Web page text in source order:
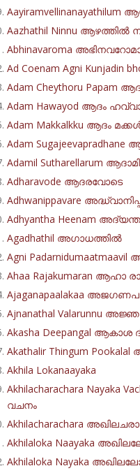
Aazhathil Ninnu ആഴത്തിൽ
Abhinavaroma
Ad Coenam Agni
Adam Cheythoru
Adam Hawayod ആദം
Adam Makkalkku ആദം
Adam
Adamil Sutharellarum
Adharavode ആദരവോടെ
Adhwanippavare
Adhyantha Heenam
Agadhathil അഗാധത്തിൽ
Agni
Ahaa Rajakumaran ആഹാ
Ajaganapaalakaa
Ajnanathal Valarunnu
Akasha Deepangal ആകാശ
Akathalir Thingum
Akhila Lokanaayaka
Akhilacharachara Nayaka
വചനം
Akhilacharachara
Akhilaloka Naayaka
Akhilaloka Nayaka